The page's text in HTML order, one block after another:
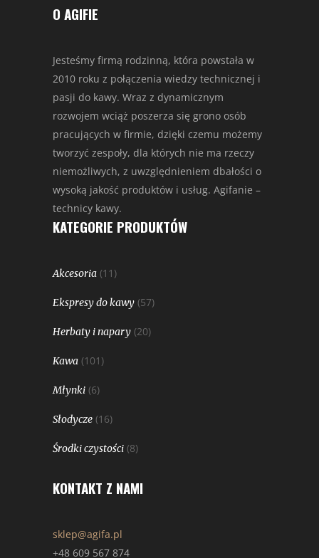
O AGIFIE
Jesteśmy firmą rodzinną, która powstała w
2010 roku z połączenia wiedzy technicznej i
pasji do kawy. Wraz z dynamicznym
rozwojem wciąż poszerza się grono osób
pracujących w firmie, dzięki czemu możemy
tworzyć zespoły, dla których nie ma rzeczy
niemożliwych, z uwzględnieniem dbałości o
wysoką jakość produktów i usług. Agifanie –
technicy kawy.
KATEGORIE PRODUKTÓW
Akcesoria (11)
Ekspresy do kawy (57)
Herbaty i napary (20)
Kawa (101)
Młynki (6)
Słodycze (16)
Środki czystości (8)
KONTAKT Z NAMI
sklep@agifa.pl
+48 609 567 874